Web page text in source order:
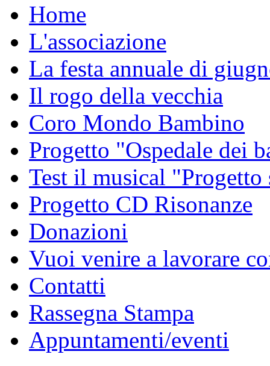
Home
L'associazione
La festa annuale di
Il rogo della vecchia
Coro Mondo Bambino
Progetto "Ospedale dei
Test il musical "Progetto
Progetto CD Risonanze
Donazioni
Vuoi venire a lavorare
Contatti
Rassegna Stampa
Appuntamenti/eventi